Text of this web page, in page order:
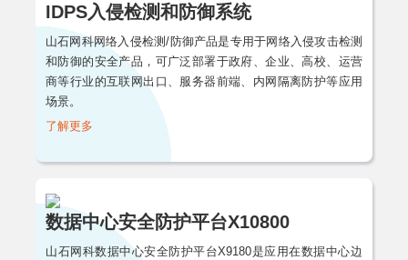
IDPS入侵检测和防御系统
山石网科网络入侵检测/防御产品是专用于网络入侵攻击检测
和防御的安全产品，可广泛部署于政府、企业、高校、运营
商等行业的互联网出口、服务器前端、内网隔离防护等应用
场景。
了解更多
数据中心安全防护平台X10800
山石网科数据中心安全防护平台X9180是应用在数据中心边